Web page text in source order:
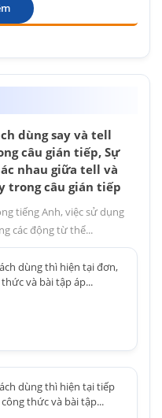
dùng say và tell
câu gián tiếp, Sự
nhau giữa tell và
trong câu gián tiếp
tiếng Anh, việc sử dụng
các động từ thể...
dùng thì hiện tại đơn,
và bài tập áp...
dùng thì hiện tại tiếp
thức và bài tập...